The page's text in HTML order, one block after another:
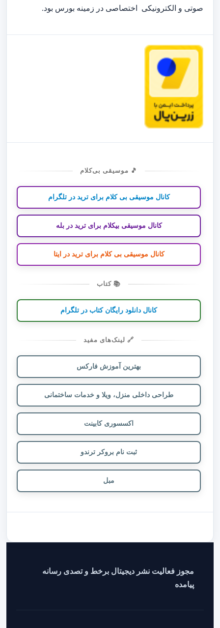
صوتی و الکترونیکی اختصاصی در زمینه بورس بود.
🎵 موسیقی بی‌کلام
کانال موسیقی بی کلام برای ترید در تلگرام
کانال موسیقی بیکلام برای ترید در بله
کانال موسیقی بی کلام برای ترید در ایتا
📚 کتاب
کانال دانلود رایگان کتاب در تلگرام
🔗 لینک‌های مفید
بهترین آموزش فارکس
طراحی داخلی منزل، ویلا و خدمات ساختمانی
اکسسوری کابینت
ثبت نام بروکر ترندو
مبل
مجوز فعالیت نشر دیجیتال برخط و تصدی رسانه
پیامده